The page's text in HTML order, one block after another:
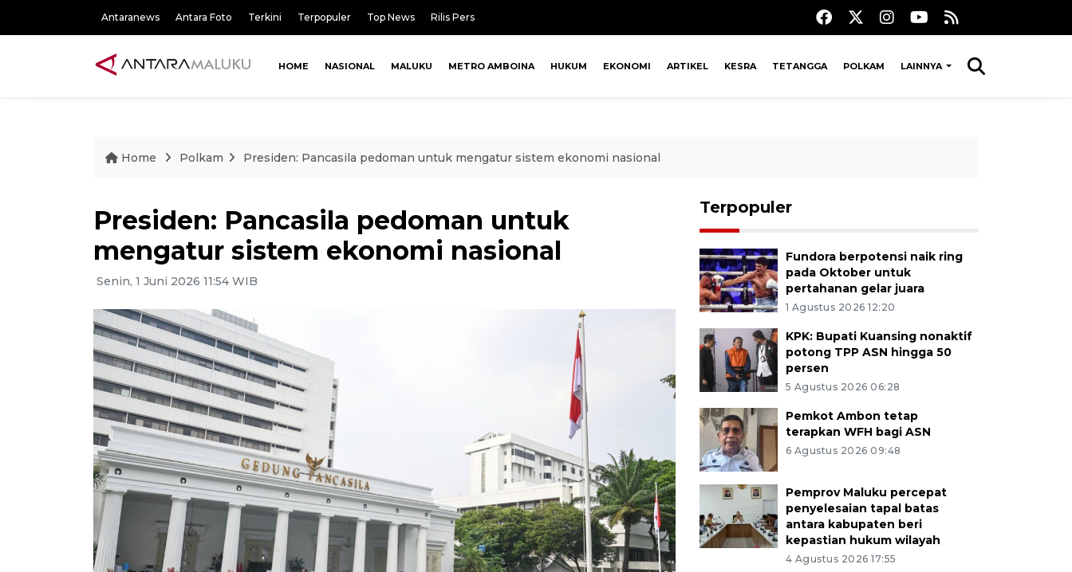
Antaranews Antara Foto Terkini Terpopuler Top News Rilis Pers
HOME NASIONAL MALUKU METRO AMBOINA HUKUM EKONOMI ARTIKEL KESRA TETANGGA POLKAM LAINNYA
Home Polkam Presiden: Pancasila pedoman untuk mengatur sistem ekonomi nasional
Presiden: Pancasila pedoman untuk
mengatur sistem ekonomi nasional
Senin, 1 Juni 2026 11:54 WIB
Terpopuler
Fundora berpotensi naik ring
pada Oktober untuk
pertahanan gelar juara
1 Agustus 2026 12:20
KPK: Bupati Kuansing nonaktif
potong TPP ASN hingga 50
persen
5 Agustus 2026 06:28
Pemkot Ambon tetap
terapkan WFH bagi ASN
6 Agustus 2026 09:48
Pemprov Maluku percepat
penyelesaian tapal batas
antara kabupaten beri
kepastian hukum wilayah
4 Agustus 2026 17:55